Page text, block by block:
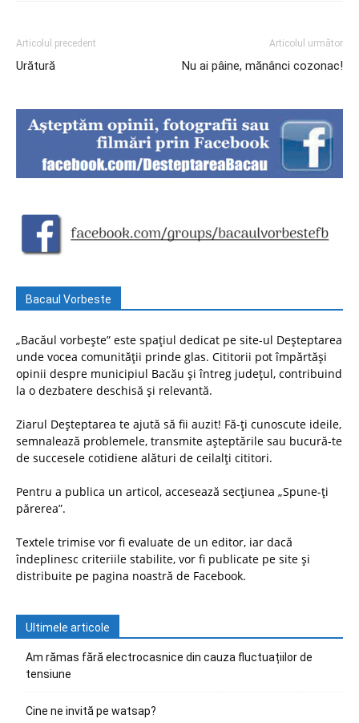
Articolul precedent
Urătură
Articolul următor
Nu ai pâine, mănânci cozonac!
Bacaul Vorbeste
„Bacăul vorbește” este spațiul dedicat pe site-ul Deșteptarea
unde vocea comunității prinde glas. Cititorii pot împărtăși
opinii despre municipiul Bacău și întreg județul, contribuind
la o dezbatere deschisă și relevantă.
Ziarul Deșteptarea te ajută să fii auzit! Fă-ți cunoscute ideile,
semnalează problemele, transmite așteptările sau bucură-te
de succesele cotidiene alături de ceilalți cititori.
Pentru a publica un articol, accesează secțiunea „Spune-ți
părerea”.
Textele trimise vor fi evaluate de un editor, iar dacă
îndeplinesc criteriile stabilite, vor fi publicate pe site și
distribuite pe pagina noastră de Facebook.
Ultimele articole
Am rămas fără electrocasnice din cauza fluctuațiilor de
tensiune
Cine ne invită pe watsap?